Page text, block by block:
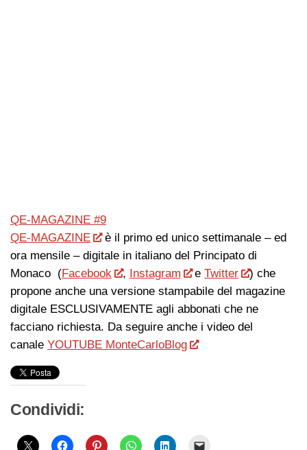
QE-MAGAZINE #9
QE-MAGAZINE
è il primo ed unico settimanale – ed
ora mensile – digitale in italiano del Principato di
Monaco (Facebook , Instagram eTwitter
) che
propone anche una versione stampabile del magazine
digitale ESCLUSIVAMENTE agli abbonati che ne
facciano richiesta. Da seguire anche i video del
canale YOUTUBE MonteCarloBlog
Condividi: